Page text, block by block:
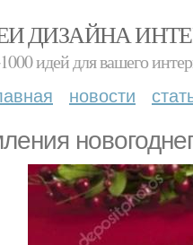
ДИЗАЙНА
идей для вашего
новости